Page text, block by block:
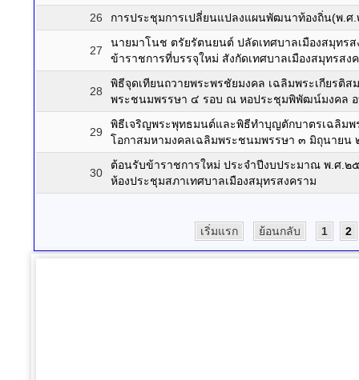
26
การประชุมการเปลี่ยนแปลงแผนพัฒนาท้องถิ่น(พ.
27
นายมาโนช ตรัยรัตนยนต์ ปลัดเทศบาลเมืองสมุทร
ข้าราชการที่บรรจุใหม่ สังกัดเทศบาลเมืองสมุทรสง
28
พิธีจุดเทียนถวายพระพรชัยมงคล เฉลิมพระเกียรติ
พระชนมพรรษา ๔ รอบ ณ หอประชุมพิพัฒน์มงคล อ
29
พิธีเจริญพระพุทธมนต์และพิธีทำบุญตักบาตรเฉลิมพ
โอกาสมหามงคลเฉลิมพระชนมพรรษา ๓ มิถุนาย
30
ต้อนรับข้าราชการใหม่ ประจำปีงบประมาณ พ.ศ.
ห้องประชุมสภาเทศบาลเมืองสมุทรสงคราม
เริ่มแรก ย้อนกลับ 1 2